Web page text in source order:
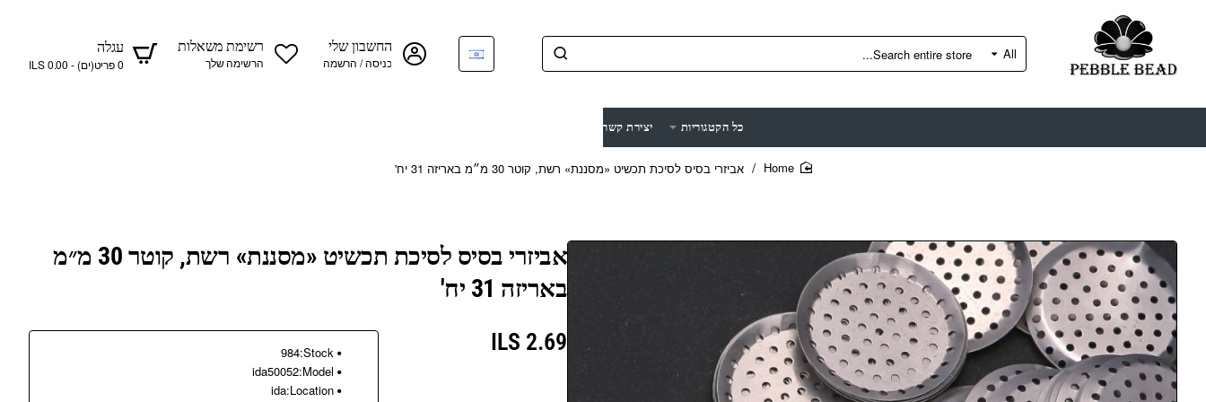
All
Search
entire
החשבון שלי
כניסה / הרשמה
רשימת משאלות
הרשימה שלך
עגלה
0 פריט(ים) - 0.00 ILS
כל הקטגוריות יצירת קשר
אביזרי בסיס לסיכת תכשיט «מסננת» רשת, קוטר 30 מ״מ באריזה 31 יח'
אביזרי בסיס לסיכת תכשיט «מסננת» רשת, קוטר 30 מ״מ
באריזה 31 יח'
2.69 ILS
Stock:
984
Model:
ida50052
Location:
ida